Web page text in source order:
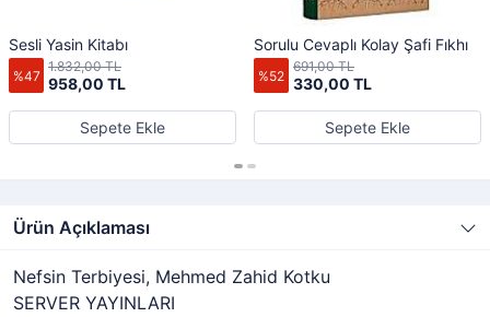
Sesli Yasin Kitabı
%47 958,00 TL
1.832,00 TL
Sepete Ekle
Sorulu Cevaplı Kolay Şafi Fıkhı
%52 330,00 TL
691,00 TL
Sepete Ekle
Ürün Açıklaması
Nefsin Terbiyesi, Mehmed Zahid Kotku
SERVER YAYINLARI